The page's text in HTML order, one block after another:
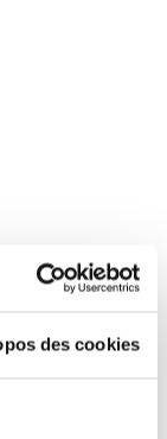
des cookies